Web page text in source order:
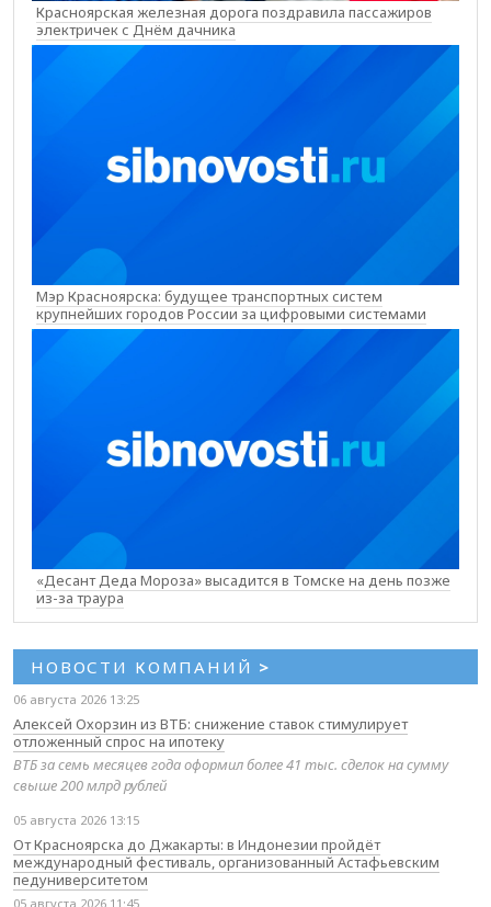
Красноярская железная дорога поздравила пассажиров
электричек с Днём дачника
Мэр Красноярска: будущее транспортных систем
крупнейших городов России за цифровыми системами
«Десант Деда Мороза» высадится в Томске на день позже
из-за траура
НОВОСТИ КОМПАНИЙ >
06 августа 2026 13:25
Алексей Охорзин из ВТБ: снижение ставок стимулирует
отложенный спрос на ипотеку
ВТБ за семь месяцев года оформил более 41 тыс. сделок на сумму
свыше 200 млрд рублей
05 августа 2026 13:15
От Красноярска до Джакарты: в Индонезии пройдёт
международный фестиваль, организованный Астафьевским
педуниверситетом
05 августа 2026 11:45